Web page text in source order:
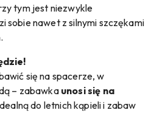
tym jest niezwykle
sobie nawet z silnymi szczękami
się na spacerze, w
– zabawka unosi się na
do letnich kąpieli i zabaw